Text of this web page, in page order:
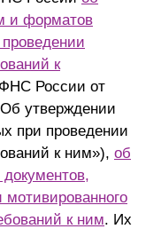
и форматов
к
России от
утверждении
при проведении
к ним»), об
к ним. Их